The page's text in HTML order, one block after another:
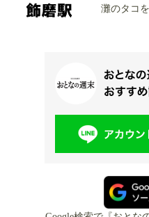
灘のタコ